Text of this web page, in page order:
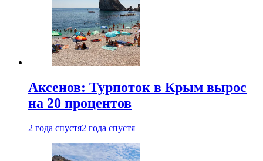
Аксенов: Турпоток в Крым вырос
на 20 процентов
2 года спустя2 года спустя